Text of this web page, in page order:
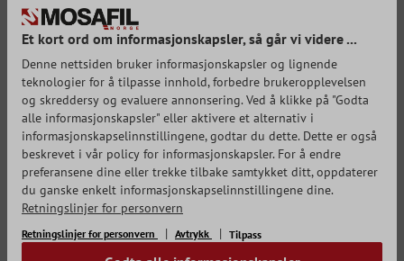
Et kort ord om informasjonskapsler, så går vi videre ...
Denne nettsiden bruker informasjonskapsler og lignende
teknologier for å tilpasse innhold, forbedre brukeropplevelsen
og skreddersy og evaluere annonsering. Ved å klikke på "Godta
alle informasjonskapsler" eller aktivere et alternativ i
informasjonskapselinnstillingene, godtar du dette. Dette er også
beskrevet i vår policy for informasjonskapsler. For å endre
preferansene dine eller trekke tilbake samtykket ditt, oppdaterer
du ganske enkelt informasjonskapselinnstillingene dine.
Retningslinjer for personvern
Retningslinjer for personvern Avtrykk Tilpass